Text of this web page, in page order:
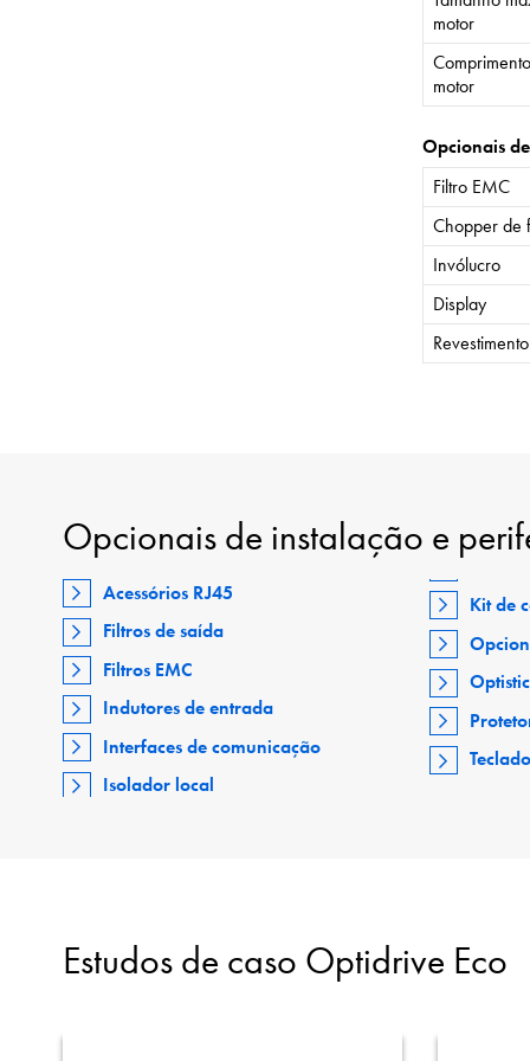
motor
motor
Opcionais
Filtro EMC
Chopper de
Invólucro
Display
Opcionais de instalação e
Acessórios RJ45
Filtros de saída
Filtros EMC
Indutores de entrada
Interfaces de comunicação
Isolador local
Kit de
Estudos de caso Optidrive Eco